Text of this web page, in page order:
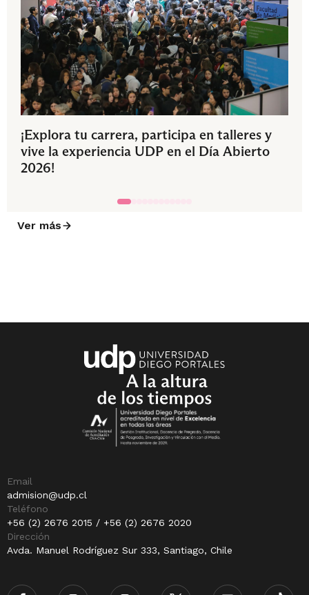
¡Explora tu carrera, participa en talleres y
vive la experiencia UDP en el Día Abierto
2026!
Ver más
Email
admision@udp.cl
Teléfono
+56 (2) 2676 2015 / +56 (2) 2676 2020
Dirección
Avda. Manuel Rodríguez Sur 333, Santiago, Chile